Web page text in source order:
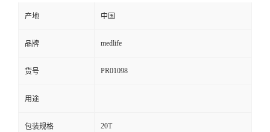
产地 中国
品牌 medlife
货号 PR01098
用途
包装规格 20T